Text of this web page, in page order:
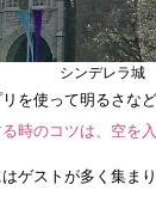
シンデレラ城
を使って明るさな
時のコツは、空を
ゲストが多く集まり